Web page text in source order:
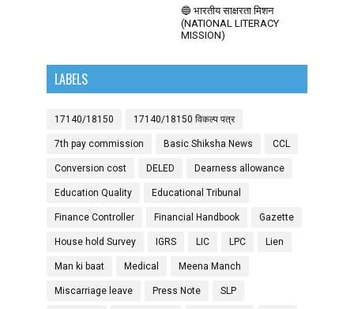
🔵 भारतीय साक्षरता मिशन
(NATIONAL LITERACY
MISSION)
LABELS
17140/18150 17140/18150 विकल्प पत्र
7th pay commission Basic Shiksha News CCL
Conversion cost DELED Dearness allowance
Education Quality Educational Tribunal
Finance Controller Financial Handbook Gazette
House hold Survey IGRS LIC LPC Lien
Man ki baat Medical Meena Manch
Miscarriage leave Press Note SLP